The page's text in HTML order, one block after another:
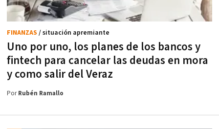
Uno por uno, los planes de los bancos y
fintech para cancelar las deudas en mora
y como salir del Veraz
FINANZAS / situación apremiante
PorRubén Ramallo